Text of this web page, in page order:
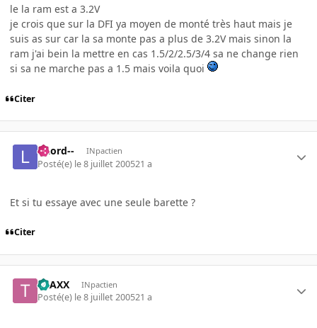
le la ram est a 3.2V
je crois que sur la DFI ya moyen de monté très haut mais je
suis as sur car la sa monte pas a plus de 3.2V mais sinon la
ram j'ai bein la mettre en cas 1.5/2/2.5/3/4 sa ne change rien
si sa ne marche pas a 1.5 mais voila quoi
Citer
--Lord-- INpactien
Posté(e) le 8 juillet 200521 a
Et si tu essaye avec une seule barette ?
Citer
TRAXX INpactien
Posté(e) le 8 juillet 200521 a